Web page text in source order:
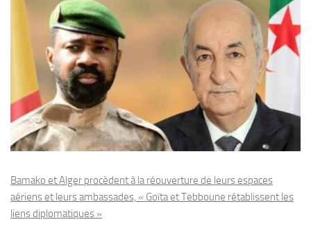
Bamako et Alger procèdent à la réouverture de leurs espaces
aériens et leurs ambassades, « Goïta et Tebboune rétablissent les
liens diplomatiques »